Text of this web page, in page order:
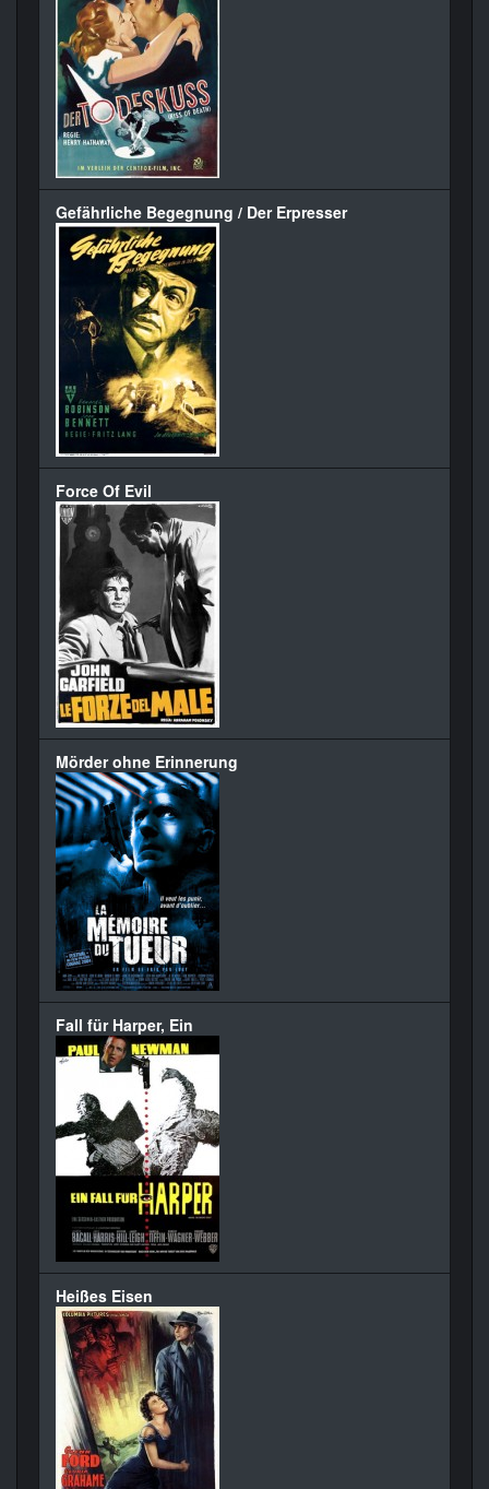
Gefährliche Begegnung / Der Erpresser
Force Of Evil
Mörder ohne Erinnerung
Fall für Harper, Ein
Heißes Eisen